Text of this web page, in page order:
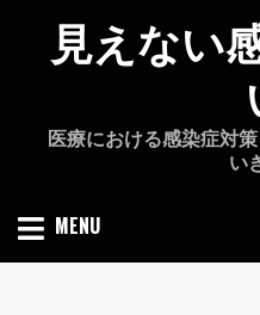
content
見えない
医療における感染症対
い
MENU